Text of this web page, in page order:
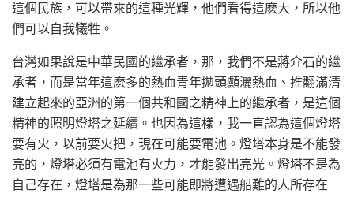
這個民族，可以帶來的這種光輝，他們看得這麽大，所以他
們可以自我犧牲。
台灣如果說是中華民國的繼承者，那，我們不是蔣介石的繼
承者，而是當年這麽多的熱血青年拋頭顱灑熱血、推翻滿清
建立起來的亞洲的第一個共和國之精神上的繼承者，是這個
精神的照明燈塔之延續。也因為這樣，我一直認為這個燈塔
要有火，以前要火把，現在可能要電池。燈塔本身是不能發
亮的，燈塔必須有電池有火力，才能發出亮光。燈塔不是為
自己存在，燈塔是為那一些可能即將遭遇船難的人所存在